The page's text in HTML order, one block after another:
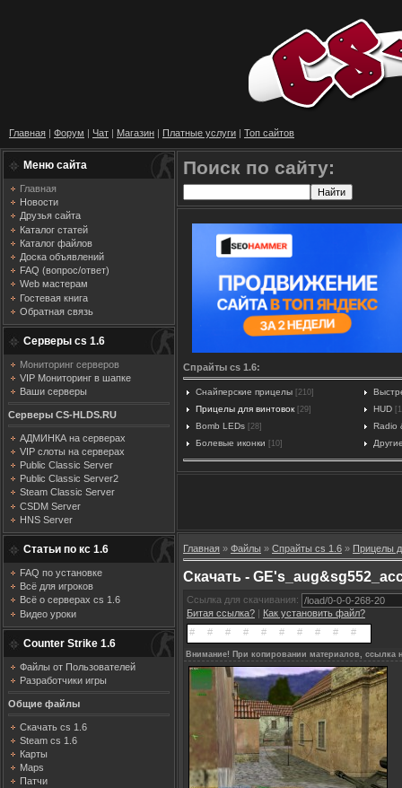
Главная | Форум | Чат | Магазин | Платные услуги | Топ сайтов
Меню сайта
Главная
Новости
Друзья сайта
Каталог статей
Каталог файлов
Доска объявлений
FAQ (вопрос/ответ)
Web мастерам
Гостевая книга
Обратная связь
Серверы cs 1.6
Мониторинг серверов
VIP Мониторинг в шапке
Ваши серверы
Серверы CS-HLDS.RU
АДМИНКА на серверах
VIP слоты на серверах
Public Classic Server
Public Classic Server2
Steam Classic Server
CSDM Server
HNS Server
Статьи по кс 1.6
FAQ по установке
Всё для игроков
Всё о серверах cs 1.6
Видео уроки
Counter Strike 1.6
Файлы от Пользователей
Разработчики игры
Общие файлы
Скачать cs 1.6
Steam cs 1.6
Карты
Maps
Патчи
Поиск по сайту:
Спрайты cs 1.6:
Снайперские прицелы [210]
Прицелы для винтовок
[29] HUD
Bomb LEDs [28]
Radio
Болевые иконки
[10]
Главная » Файлы » Спрайты cs 1.6 » Прицелы
Скачать -
Ссылка для скачивания:
Битая ссылка? | Как установить файл?
Внимание! При копировании материалов, ссылка